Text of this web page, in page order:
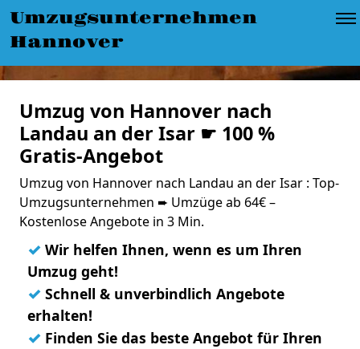
Umzugsunternehmen
Hannover
Umzug von Hannover nach
Landau an der Isar ☛ 100 %
Gratis-Angebot
Umzug von Hannover nach Landau an der Isar : Top-
Umzugsunternehmen ➨ Umzüge ab 64€ –
Kostenlose Angebote in 3 Min.
✓ Wir helfen Ihnen, wenn es um Ihren
Umzug geht!
✓ Schnell & unverbindlich Angebote
erhalten!
✓ Finden Sie das beste Angebot für Ihren